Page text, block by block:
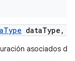
Type dataType ,
asociados de